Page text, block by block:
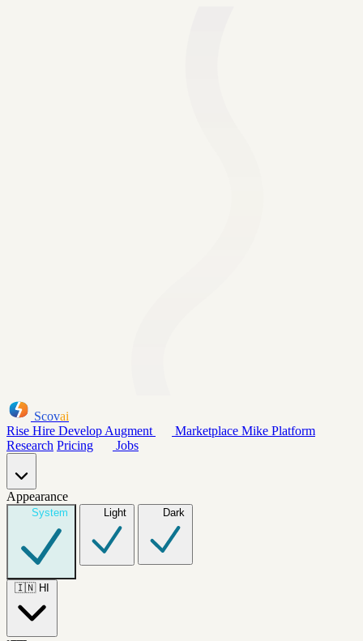
Scovai
Rise Hire Develop Augment Marketplace Mike Platform
Research Pricing Jobs
Appearance
System Light Dark
🇮🇳 HI